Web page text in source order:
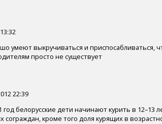
умеют выкручиваться и приспосабливаться,
просто не существует
22:39
год белорусские дети начинают курить в 12–13
сограждан, кроме того доля курящих в